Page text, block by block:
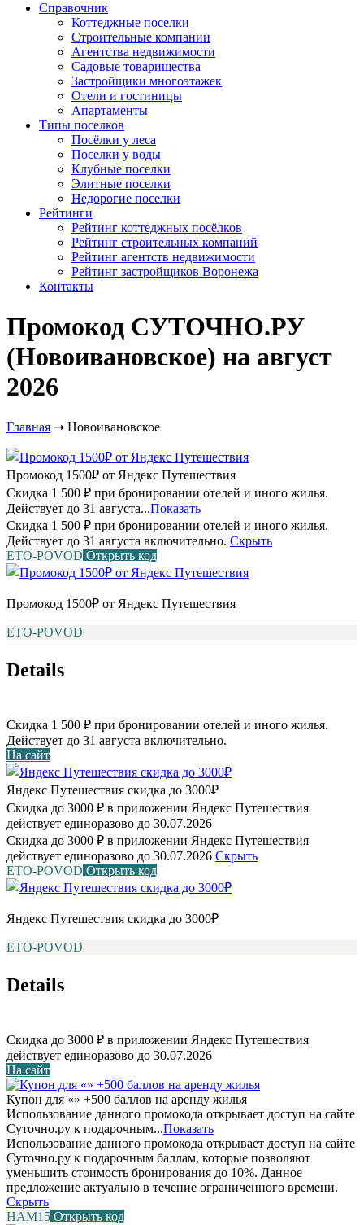
Справочник
Коттеджные поселки
Строительные компании
Агентства недвижимости
Садовые товарищества
Застройщики многоэтажек
Отели и гостиницы
Апартаменты
Типы поселков
Посёлки у леса
Поселки у воды
Клубные поселки
Элитные поселки
Недорогие поселки
Рейтинги
Рейтинг коттеджных посёлков
Рейтинг строительных компаний
Рейтинг агентств недвижимости
Рейтинг застройщиков Воронежа
Контакты
Промокод СУТОЧНО.РУ
(Новоивановское) на август
2026
Главная ➝ Новоивановское
Промокод 1500₽ от Яндекс Путешествия
Скидка 1 500 ₽ при бронировании отелей и иного жилья.
Действует до 31 августа...Показать
Скидка 1 500 ₽ при бронировании отелей и иного жилья.
Действует до 31 августа включительно. Скрыть
ETO-POVOD Открыть код
Промокод 1500₽ от Яндекс Путешествия
ETO-POVOD
Details
Скидка 1 500 ₽ при бронировании отелей и иного жилья.
Действует до 31 августа включительно.
На сайт
Яндекс Путешествия скидка до 3000₽
Скидка до 3000 ₽ в приложении Яндекс Путешествия
действует единоразово до 30.07.2026
Скидка до 3000 ₽ в приложении Яндекс Путешествия
действует единоразово до 30.07.2026 Скрыть
ETO-POVOD Открыть код
Яндекс Путешествия скидка до 3000₽
ETO-POVOD
Details
Скидка до 3000 ₽ в приложении Яндекс Путешествия
действует единоразово до 30.07.2026
На сайт
Купон для «» +500 баллов на аренду жилья
Использование данного промокода открывает доступ на сайте
Суточно.ру к подарочным...Показать
Использование данного промокода открывает доступ на сайте
Суточно.ру к подарочным баллам, которые позволяют
уменьшить стоимость бронирования до 10%. Данное
предложение актуально в течение ограниченного времени.
Скрыть
НАМ15 Открыть код